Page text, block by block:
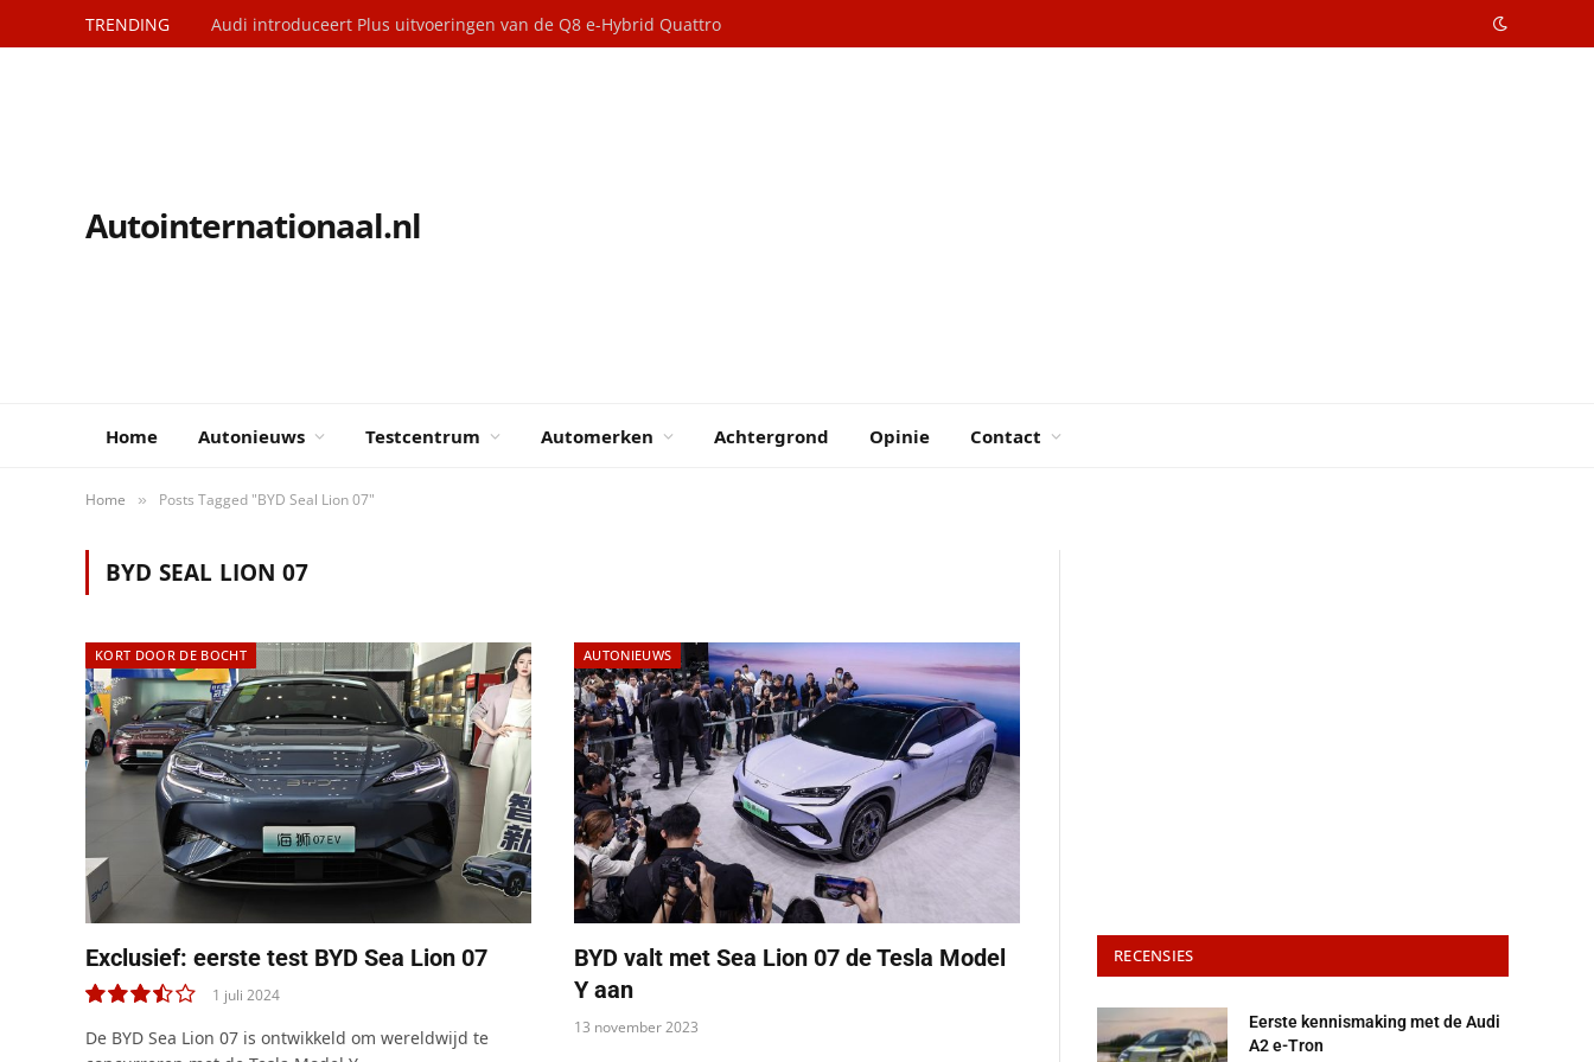
TRENDING Audi introduceert Plus uitvoeringen van de Q8 e-Hybrid Quattro
Autointernationaal.nl
Home Autonieuws Testcentrum Automerken Achtergrond Opinie Contact
Home » Posts Tagged "BYD Seal Lion 07"
BYD SEAL LION 07
KORT DOOR DE BOCHT
Exclusief: eerste test BYD Sea Lion 07
7.0
1 juli 2024
De BYD Sea Lion 07 is ontwikkeld om wereldwijd te
AUTONIEUWS
BYD valt met Sea Lion 07 de Tesla Model
Y aan
13 november 2023
RECENSIES
Eerste kennismaking met de Audi
A2 e-Tron